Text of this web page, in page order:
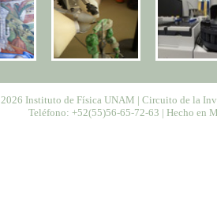
2026 Instituto de Física UNAM | Circuito de la
Teléfono: +52(55)56-65-72-63 | Hecho en